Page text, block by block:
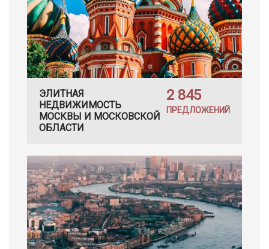
ЭЛИТНАЯ
НЕДВИЖИМОСТЬ
МОСКВЫ И МОСКОВСКОЙ
ОБЛАСТИ
2 845
ПРЕДЛОЖЕНИЙ